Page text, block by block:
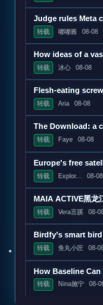
转载 嘟嘟酱 08-08
转载 冰心 08-08
转载 Aria 08-08
转载 Faye 08-08
Europe's free
转载 Explor... 08-08
转载 Vera言蹊 08-
Birdfy’s smart
转载 鱼丸小匠 08-
How Baseline
转载 Nina施宁 08-